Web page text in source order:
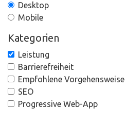
Desktop
Mobile
Kategorien
Leistung
Barrierefreiheit
Empfohlene Vorgehensweise
SEO
Progressive Web-App